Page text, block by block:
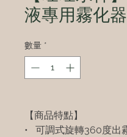
液專用霧化
數量 *
【商品特點】
• 可調式旋轉360度出